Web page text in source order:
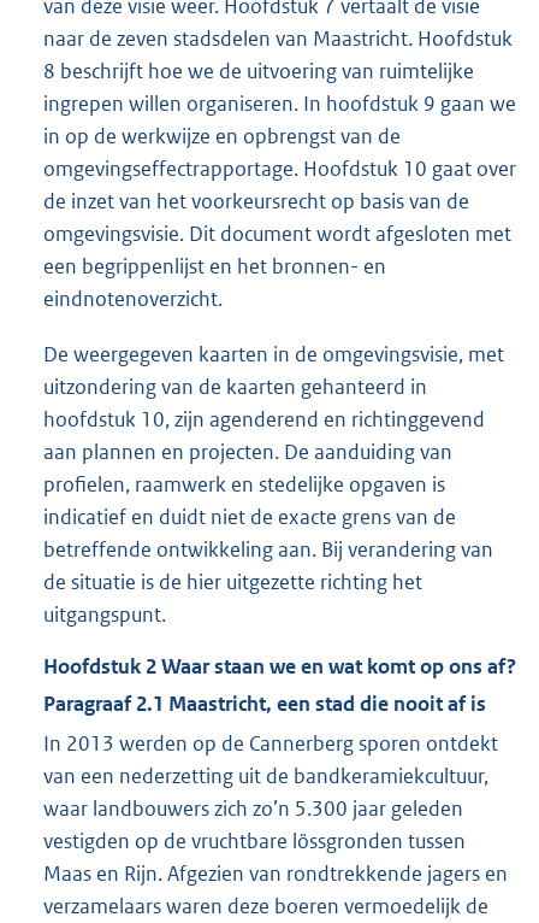
van deze visie weer. Hoofdstuk 7 vertaalt de visie
naar de zeven stadsdelen van Maastricht. Hoofdstuk
8 beschrijft hoe we de uitvoering van ruimtelijke
ingrepen willen organiseren. In hoofdstuk 9 gaan we
in op de werkwijze en opbrengst van de
omgevingseffectrapportage. Hoofdstuk 10 gaat over
de inzet van het voorkeursrecht op basis van de
omgevingsvisie. Dit document wordt afgesloten met
een begrippenlijst en het bronnen- en
eindnotenoverzicht.
De weergegeven kaarten in de omgevingsvisie, met
uitzondering van de kaarten gehanteerd in
hoofdstuk 10, zijn agenderend en richtinggevend
aan plannen en projecten. De aanduiding van
profielen, raamwerk en stedelijke opgaven is
indicatief en duidt niet de exacte grens van de
betreffende ontwikkeling aan. Bij verandering van
de situatie is de hier uitgezette richting het
uitgangspunt.
Hoofdstuk 2Waar staan we en wat komt op ons af?
Paragraaf2.1 Maastricht, een stad die nooit af is
In 2013 werden op de Cannerberg sporen ontdekt
van een nederzetting uit de bandkeramiekcultuur,
waar landbouwers zich zo’n 5.300 jaar geleden
vestigden op de vruchtbare lössgronden tussen
Maas en Rijn. Afgezien van rondtrekkende jagers en
verzamelaars waren deze boeren vermoedelijk de